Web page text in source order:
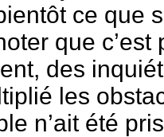
ce que
que
des
les
n’ait été